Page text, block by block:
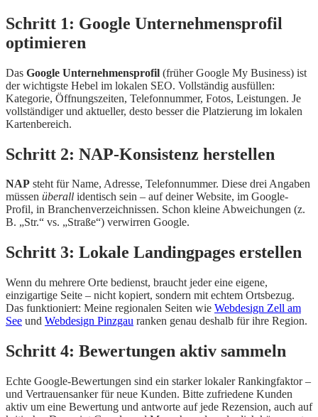
Schritt 1: Google Unternehmensprofil
optimieren
Das Google Unternehmensprofil (früher Google My Business) ist
der wichtigste Hebel im lokalen SEO. Vollständig ausfüllen:
Kategorie, Öffnungszeiten, Telefonnummer, Fotos, Leistungen. Je
vollständiger und aktueller, desto besser die Platzierung im lokalen
Kartenbereich.
Schritt 2: NAP-Konsistenz herstellen
NAP steht für Name, Adresse, Telefonnummer. Diese drei Angaben
müssen überall identisch sein – auf deiner Website, im Google-
Profil, in Branchenverzeichnissen. Schon kleine Abweichungen (z.
B. „Str.“ vs. „Straße“) verwirren Google.
Schritt 3: Lokale Landingpages erstellen
Wenn du mehrere Orte bedienst, braucht jeder eine eigene,
einzigartige Seite – nicht kopiert, sondern mit echtem Ortsbezug.
Das funktioniert: Meine regionalen Seiten wie Webdesign Zell am
See und Webdesign Pinzgau ranken genau deshalb für ihre Region.
Schritt 4: Bewertungen aktiv sammeln
Echte Google-Bewertungen sind ein starker lokaler Rankingfaktor –
und Vertrauensanker für neue Kunden. Bitte zufriedene Kunden
aktiv um eine Bewertung und antworte auf jede Rezension, auch auf